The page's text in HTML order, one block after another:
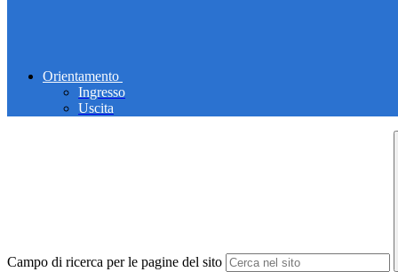
Orientamento
Ingresso
Uscita
Campo di ricerca per le pagine del sito